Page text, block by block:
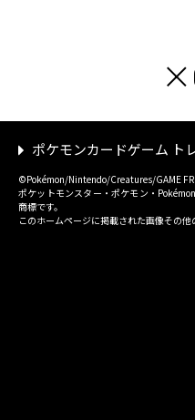
ポケモンカードゲーム ト
©Pokémon/Nintendo/Creatures/GAME
ポケットモンスター・ポケモン・
商標です。
このホームページに掲載された画像その他